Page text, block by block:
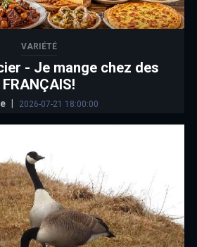
VARIÉTÉ
- Je mange chez des
FRANÇAIS!
2026-07-21 18:00:00